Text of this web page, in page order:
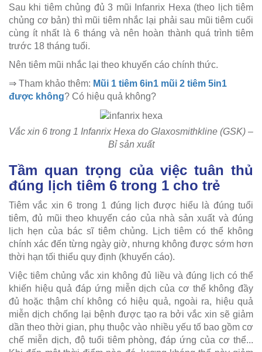
Sau khi tiêm chủng đủ 3 mũi Infanrix Hexa (theo lịch tiêm
chủng cơ bản) thì mũi tiêm nhắc lại phải sau mũi tiêm cuối
cùng ít nhất là 6 tháng và nên hoàn thành quá trình tiêm
trước 18 tháng tuổi.
Nên tiêm mũi nhắc lại theo khuyến cáo chính thức.
⇒ Tham khảo thêm: Mũi 1 tiêm 6in1 mũi 2 tiêm 5in1
được không? Có hiệu quả không?
Vắc xin 6 trong 1 Infanrix Hexa do Glaxosmithkline (GSK) –
Bỉ sản xuất
Tầm quan trọng của việc tuân thủ
đúng lịch tiêm 6 trong 1 cho trẻ
Tiêm vắc xin 6 trong 1 đúng lịch được hiểu là đúng tuổi
tiêm, đủ mũi theo khuyến cáo của nhà sản xuất và đúng
lịch hẹn của bác sĩ tiêm chủng. Lịch tiêm có thể không
chính xác đến từng ngày giờ, nhưng không được sớm hơn
thời hạn tối thiểu quy định (khuyến cáo).
Việc tiêm chủng vắc xin không đủ liều và đúng lịch có thể
khiến hiệu quả đáp ứng miễn dịch của cơ thể không đầy
đủ hoặc thậm chí không có hiệu quả, ngoài ra, hiệu quả
miễn dịch chống lại bệnh được tạo ra bởi vắc xin sẽ giảm
dần theo thời gian, phụ thuộc vào nhiều yếu tố bao gồm cơ
chế miễn dịch, độ tuổi tiêm phòng, đáp ứng của cơ thể...